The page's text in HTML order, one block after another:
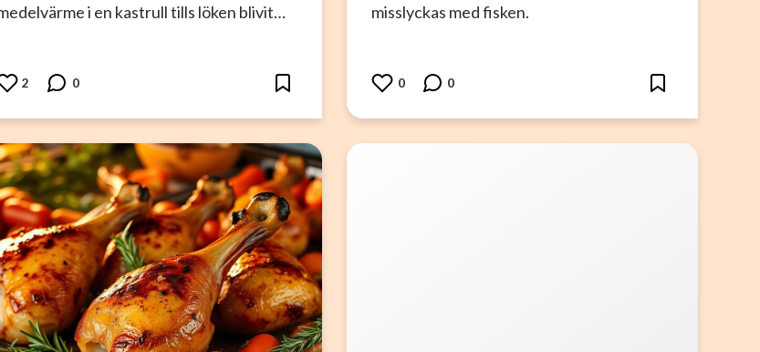
i en kastrull tills löken blivit…
2 0
misslyckas med fisken.
0 0